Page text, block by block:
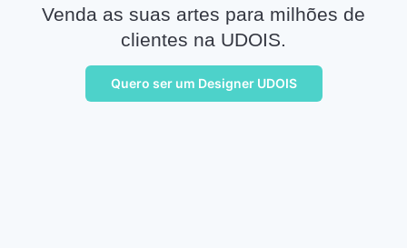
Venda as suas artes para milhões de
clientes na UDOIS.
Quero ser um Designer UDOIS